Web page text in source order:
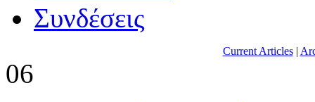
Συνδέσεις
Current Articles|
06